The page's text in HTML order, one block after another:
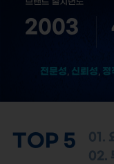
2003
전문성, 신뢰성 , 정
TOP 5
01.
02.